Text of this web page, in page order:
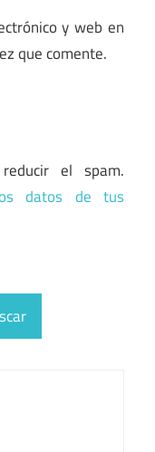
y web en
que comente.
el spam.
datos de tus